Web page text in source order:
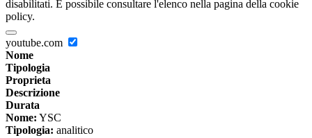
disabilitati. È possibile consultare l'elenco nella pagina della cookie
policy.
youtube.com
Nome
Tipologia
Proprieta
Descrizione
Durata
Nome: YSC
Tipologia: analitico